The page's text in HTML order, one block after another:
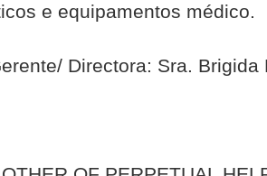
e equipamentos médico.
Directora: Sra. Brigida